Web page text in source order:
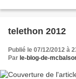
telethon 2012
Publié le 07/12/2012 à
Par le-blog-de-